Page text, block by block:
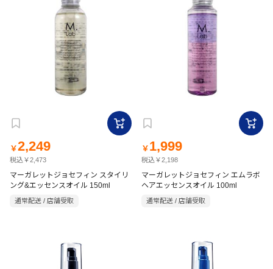
￥2,249
税込￥2,473
マーガレットジョセフィン スタイリ
ング&エッセンスオイル 150ml
通常配送 / 店舗受取
￥ 1,999
税込￥2,198
マーガレットジョセフィン エムラボ
ヘアエッセンスオイル 100ml
通常配送 / 店舗受取